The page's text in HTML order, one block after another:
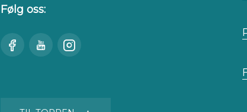
Følg oss:
BesøkSe
Besøk